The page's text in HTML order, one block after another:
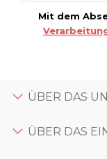
Mit dem
ÜBER DAS
ÜBER DAS